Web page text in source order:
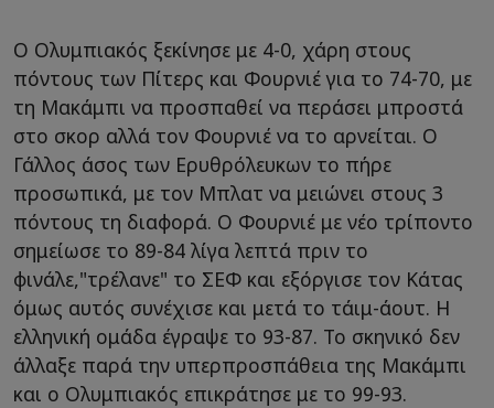
Ο Ολυμπιακός ξεκίνησε με 4-0, χάρη στους
πόντους των Πίτερς και Φουρνιέ για το 74-70, με
τη Μακάμπι να προσπαθεί να περάσει μπροστά
στο σκορ αλλά τον Φουρνιέ να το αρνείται. Ο
Γάλλος άσος των Ερυθρόλευκων το πήρε
προσωπικά, με τον Μπλατ να μειώνει στους 3
πόντους τη διαφορά. Ο Φουρνιέ με νέο τρίποντο
σημείωσε το 89-84 λίγα λεπτά πριν το
φινάλε,"τρέλανε" το ΣΕΦ και εξόργισε τον Κάτας
όμως αυτός συνέχισε και μετά το τάιμ-άουτ. Η
ελληνική ομάδα έγραψε το 93-87. Το σκηνικό δεν
άλλαξε παρά την υπερπροσπάθεια της Μακάμπι
και ο Ολυμπιακός επικράτησε με το 99-93.